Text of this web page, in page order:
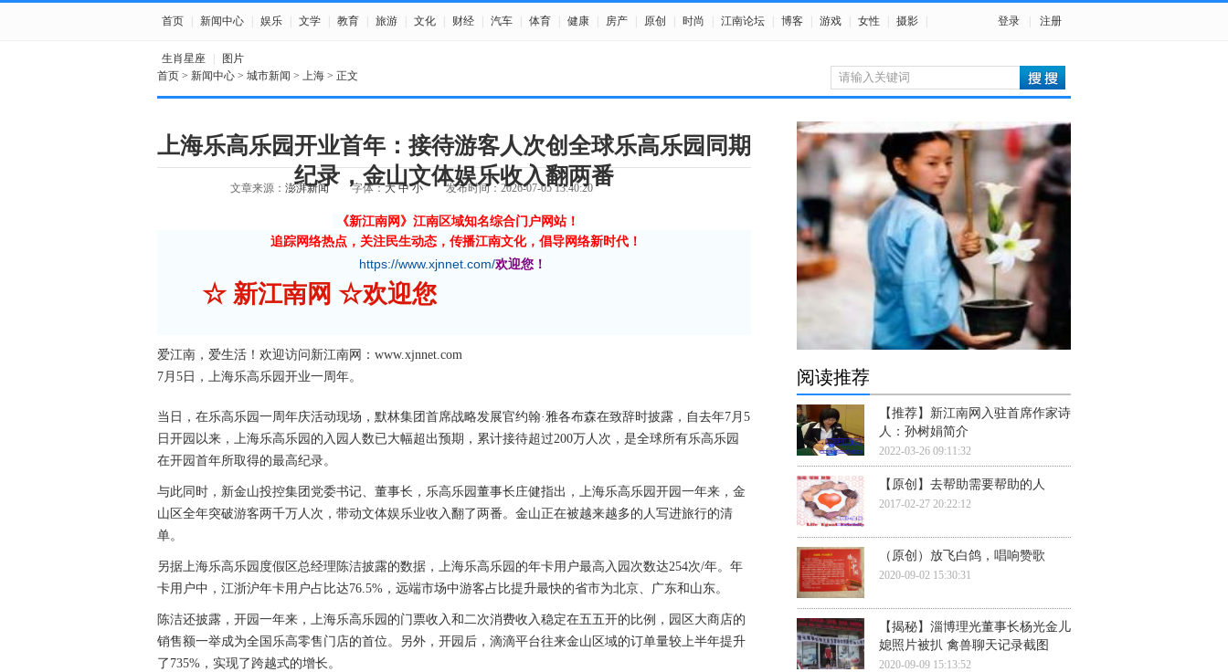
首页 新闻中心 娱乐 文学 教育 旅游 文化 财经 汽车 体育 健康 房产 原创 时尚 江南论坛 博客 游戏 女性 摄影
生肖星座 图片
登录 注册
首页 > 新闻中心 > 城市新闻 > 上海 > 正文
上海乐高乐园开业首年：接待游客人次创全球乐高乐园同期
纪录，金山文体娱乐收入翻两番
文章来源： 澎湃新闻 字体：大 中 小 发布时间：2026-07-05 13:40:20
《新江南网》江南区域知名综合门户网站！
追踪网络热点，关注民生动态，传播江南文化，倡导网络新时代！
https://www.xjnnet.com/欢迎您！
☆ 新江南网 ☆欢迎您
爱江南，爱生活！欢迎访问新江南网：www.xjnnet.com
7月5日，上海乐高乐园开业一周年。
当日，在乐高乐园一周年庆活动现场，默林集团首席战略发展官约翰·雅各布森在致辞时披露，自去年7月5
日开园以来，上海乐高乐园的入园人数已大幅超出预期，累计接待超过200万人次，是全球所有乐高乐园
在开园首年所取得的最高纪录。
与此同时，新金山投控集团党委书记、董事长，乐高乐园董事长庄健指出，上海乐高乐园开园一年来，金
山区全年突破游客两千万人次，带动文体娱乐业收入翻了两番。金山正在被越来越多的人写进旅行的清
单。
另据上海乐高乐园度假区总经理陈洁披露的数据，上海乐高乐园的年卡用户最高入园次数达254次/年。年
卡用户中，江浙沪年卡用户占比达76.5%，远端市场中游客占比提升最快的省市为北京、广东和山东。
陈洁还披露，开园一年来，上海乐高乐园的门票收入和二次消费收入稳定在五五开的比例，园区大商店的
销售额一举成为全国乐高零售门店的首位。另外，开园后，滴滴平台往来金山区域的订单量较上半年提升
了735%，实现了跨越式的增长。
阅读推荐
【推荐】新江南网入驻首席作家诗
人：孙树娟简介
2022-03-26 09:11:32
【原创】去帮助需要帮助的人
2017-02-27 20:22:12
（原创）放飞白鸽，唱响赞歌
2020-09-02 15:30:31
【揭秘】淄博理光董事长杨光金儿
媳照片被扒 禽兽聊天记录截图
2020-09-09 15:13:52